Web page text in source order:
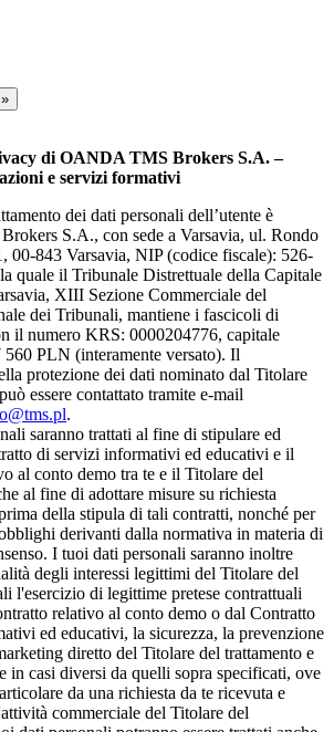
di OANDA TMS Brokers S.A. –
e servizi formativi
dei dati personali dell’utente è
S.A., con sede a Varsavia, ul. Rondo
00-843 Varsavia, NIP (codice fiscale): 526-
quale il Tribunale Distrettuale della Capitale
XIII Sezione Commerciale del
dei Tribunali, mantiene i fascicoli di
il numero KRS: 0000204776, capitale
560 PLN (interamente versato). Il
protezione dei dati nominato dal Titolare
essere contattato tramite e-mail
.
saranno trattati al fine di stipulare ed
di servizi informativi ed educativi e il
al conto demo tra te e il Titolare del
al fine di adottare misure su richiesta
della stipula di tali contratti, nonché per
derivanti dalla normativa in materia di
I tuoi dati personali saranno inoltre
degli interessi legittimi del Titolare del
l'esercizio di legittime pretese contrattuali
relativo al conto demo o dal Contratto
ed educativi, la sicurezza, la prevenzione
diretto del Titolare del trattamento e
in casi diversi da quelli sopra specificati, ove
da una richiesta da te ricevuta e
commerciale del Titolare del